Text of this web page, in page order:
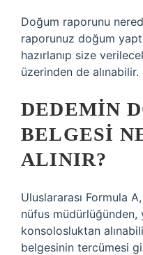
Doğum raporunu
raporunuz doğum
hazırlanıp size
üzerinden de alınabilir.
DEDEMIN
BELGESI
ALINIR?
Uluslararası Formula
nüfus müdürlüğünden,
konsolosluktan
belgesinin tercümesi